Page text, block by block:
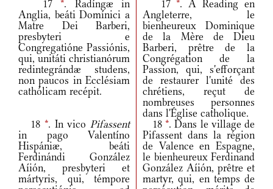
17*. Radíngæ in
Anglia, beáti Domínici a
Matre Dei Barberi,
presbyteri e
Congregatióne Passiónis,
qui, unitáti christianórum
redintegrándæ studens,
non paucos in Ecclésiam
cathólicam recépit.
17*. À Reading en
Angleterre, le
bienheureux Dominique
de la Mère de Dieu
Barberi, prêtre de la
Congrégation de la
Passion, qui, s'efforçant
de restaurer l'unité des
chrétiens, reçut de
nombreuses personnes
dans l'Église catholique.
18 *. In vicoPifassent
in pago Valentíno
Hispániæ, beáti
Ferdinándi González
Aíión, presbyteri et
mártyris, qui, témpore
18 *. Dans le village de
Pifassent dans la région
de Valence en Espagne,
le bienheureux Ferdinand
González Aíión, prêtre et
martyr, qui, en temps de